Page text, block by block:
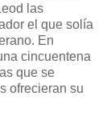
las
el que solía
En
cincuentena
que se
ofrecieran su